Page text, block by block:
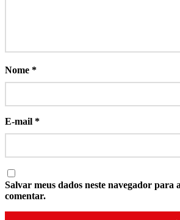
Nome *
E-mail *
Salvar meus dados neste navegador para
comentar.